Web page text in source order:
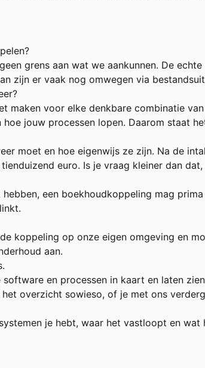
grens aan wat we aankunnen. De
zijn er vaak nog omwegen via
maken voor elke denkbare combinatie
jouw processen lopen. Daarom staat
moet en hoe eigenwijs ze zijn. Na de
euro. Is je vraag kleiner dan
een boekhoudkoppeling mag
koppeling op onze eigen omgeving en
aan.
en processen in kaart en laten
overzicht sowieso, of je met ons
je hebt, waar het vastloopt en